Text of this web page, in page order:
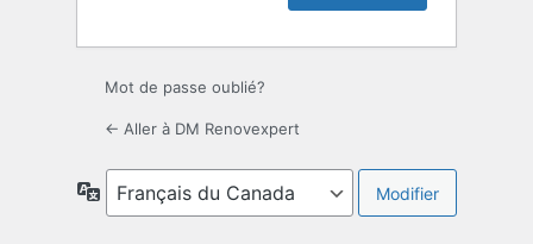
Mot de passe oublié?
← Aller à DM Renovexpert
Langue